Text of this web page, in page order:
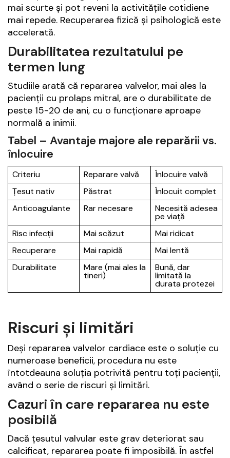
mai scurte și pot reveni la activitățile cotidiene
mai repede. Recuperarea fizică și psihologică este
accelerată.
Durabilitatea rezultatului pe
termen lung
Studiile arată că repararea valvelor, mai ales la
pacienții cu prolaps mitral, are o durabilitate de
peste 15-20 de ani, cu o funcționare aproape
normală a inimii.
Tabel – Avantaje majore ale reparării vs.
înlocuire
Criteriu Reparare valvă
Înlocuire valvă
Țesut nativ
Păstrat
Înlocuit complet
Anticoagulante
Rar necesare Necesită adesea
pe viață
Risc infecții
Mai scăzut
Mai ridicat
Recuperare
Mai rapidă
Mai lentă
Durabilitate
Mare (mai ales la
tineri)
Bună, dar
limitată la
durata protezei
Riscuri și limitări
Deși repararea valvelor cardiace este o soluție cu
numeroase beneficii, procedura nu este
întotdeauna soluția potrivită pentru toți pacienții,
având o serie de riscuri și limitări.
Cazuri în care repararea nu este
posibilă
Dacă țesutul valvular este grav deteriorat sau
calcificat, repararea poate fi imposibilă. În astfel